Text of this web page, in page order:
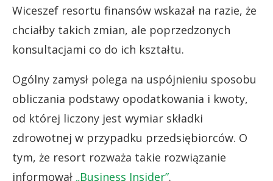
Wiceszef resortu finansów wskazał na razie, że
chciałby takich zmian, ale poprzedzonych
konsultacjami co do ich kształtu.
Ogólny zamysł polega na uspójnieniu sposobu
obliczania podstawy opodatkowania i kwoty,
od której liczony jest wymiar składki
zdrowotnej w przypadku przedsiębiorców. O
tym, że resort rozważa takie rozwiązanie
informował „Business Insider”.